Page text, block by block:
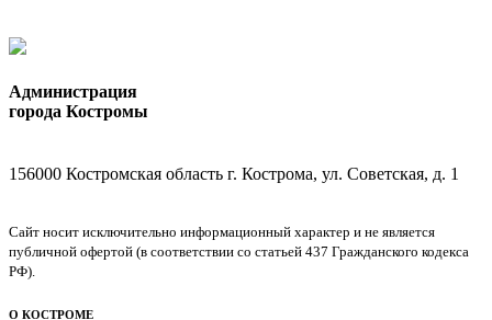
Администрация
города Костромы
156000 Костромская область г. Кострома, ул. Советская, д. 1
Сайт носит исключительно информационный характер и не является
публичной офертой (в соответствии со статьей 437 Гражданского кодекса
РФ).
О КОСТРОМЕ